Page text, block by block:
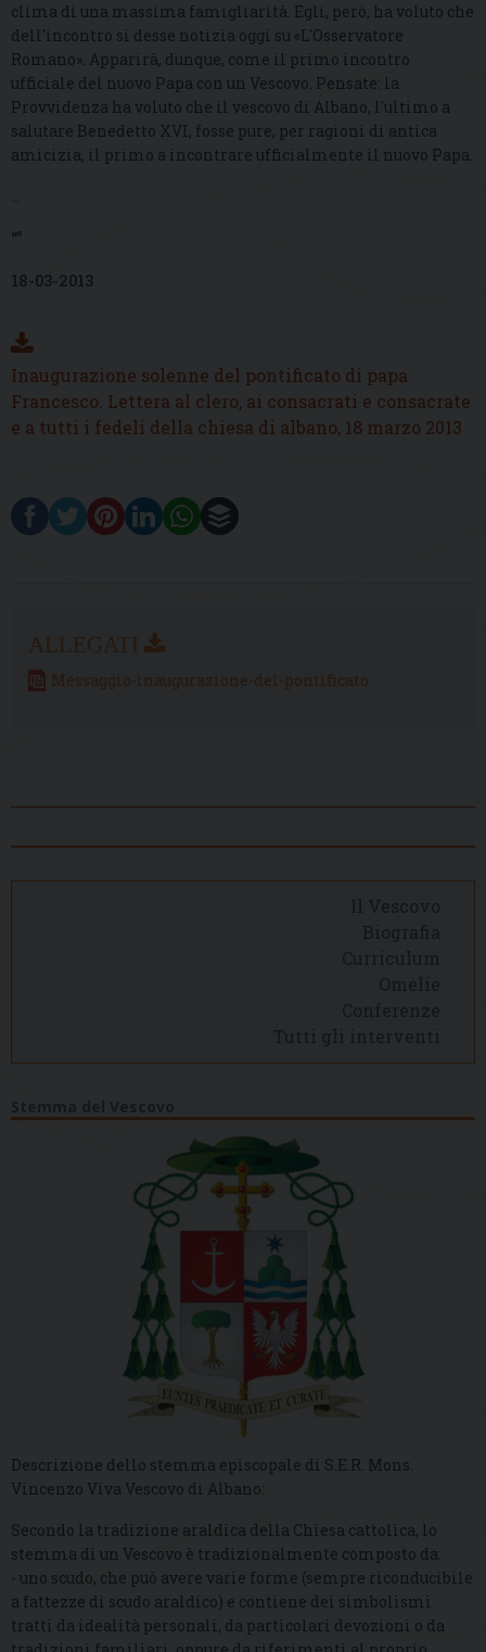
clima di una massima famigliarità. Egli, però, ha voluto che
dell'incontro si desse notizia oggi su «L'Osservatore
Romano». Apparirà, dunque, come il primo incontro
ufficiale del nuovo Papa con un Vescovo. Pensate: la
Provvidenza ha voluto che il vescovo di Albano, l'ultimo a
salutare Benedetto XVI, fosse pure, per ragioni di antica
amicizia, il primo a incontrare ufficialmente il nuovo Papa.
...
“”
18-03-2013
Inaugurazione solenne del pontificato di papa
Francesco. Lettera al clero, ai consacrati e consacrate
e a tutti i fedeli della chiesa di albano, 18 marzo 2013
Messaggio-inaugurazione-del-pontificato
Descrizione dello stemma episcopale di S.E.R. Mons.
Vincenzo Viva Vescovo di Albano:
Secondo la tradizione araldica della Chiesa cattolica, lo
stemma di un Vescovo è tradizionalmente composto da:
- uno scudo, che può avere varie forme (sempre riconducibile
a fattezze di scudo araldico) e contiene dei simbolismi
tratti da idealità personali, da particolari devozioni o da